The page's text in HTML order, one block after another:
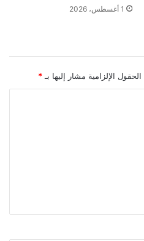
1 أغسطس، 2026
الحقول الإلزامية مشار إليها بـ *